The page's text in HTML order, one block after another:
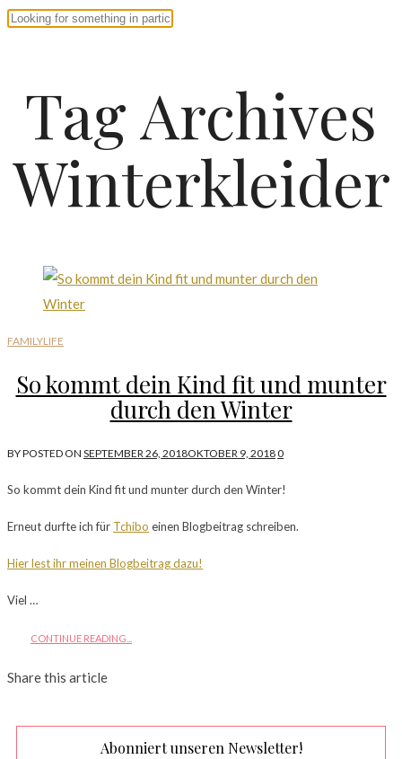
Tag Archives
Winterkleider
FAMILYLIFE
So kommt dein Kind fit und munter
durch den Winter
BYPOSTED ON SEPTEMBER 26, 2018OKTOBER 9, 20180
So kommt dein Kind fit und munter durch den Winter!
Erneut durfte ich für Tchibo einen Blogbeitrag schreiben.
Hier lest ihr meinen Blogbeitrag dazu!
Viel …
CONTINUE READING...
Share this article
Abonniert unseren Newsletter!